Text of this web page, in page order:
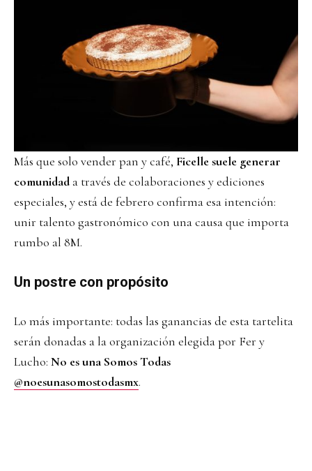
Más que solo vender pan y café, Ficelle suele generar
comunidad a través de colaboraciones y ediciones
especiales, y está de febrero confirma esa intención:
unir talento gastronómico con una causa que importa
rumbo al 8M.
Un postre con propósito
Lo más importante: todas las ganancias de esta tartelita
serán donadas a la organización elegida por Fer y
Lucho: No es una Somos Todas
@noesunasomostodasmx.